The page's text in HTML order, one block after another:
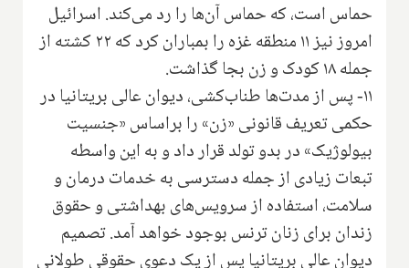
حماس است، که حماس آن‌ها را رد می‌کند. اسرائیل
امروز نیز ۱۱ منطقه غزه را بمباران کرد که ۲۲ کشته از
جمله ۱۸ کودک و زن بجا گذاشت.
۱۱- پس از مدت‌ها طناب‌کشی، دیوان عالی بریتانیا در
حکمی تعریف قانونی «زن» را براساس «جنسیت
بیولوژیک» در بدو تولد قرار داد و به این واسطه
تبعات زیادی از جمله دسترسی به خدمات درمان و
سلامت، استفاده از سرویس‌های بهداشتی و حقوق
زندان برای زنان ترنس بوجود خواهد آمد. تصمیم
دیوان عالی بریتانیا پس از یک دعوی حقوقی طولانی